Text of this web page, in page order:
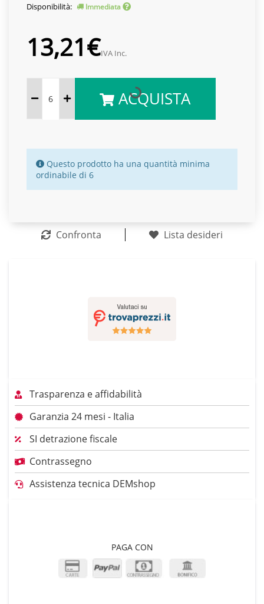
Disponibilità:
Immediata
13,21€IVA Inc.
ACQUISTA
Questo prodotto ha una quantità minima
ordinabile di 6
Confronta Lista desideri
Trasparenza e affidabilità
Garanzia 24 mesi - Italia
SI detrazione fiscale
Contrassegno
Assistenza tecnica DEMshop
PAGA CON